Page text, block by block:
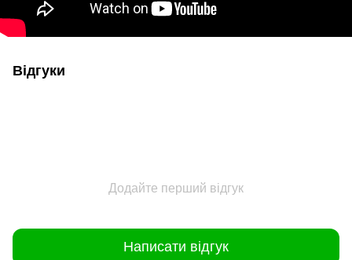
Відгуки
Додайте перший відгук
Написати відгук